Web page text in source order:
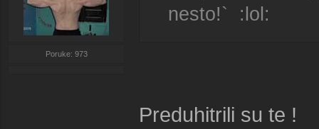
Poruke: 973
nesto!` :lol:
Preduhitrili su te !